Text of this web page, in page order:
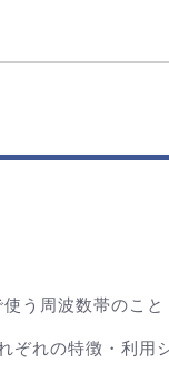
う周波数帯のこと
ぞれの特徴・利用